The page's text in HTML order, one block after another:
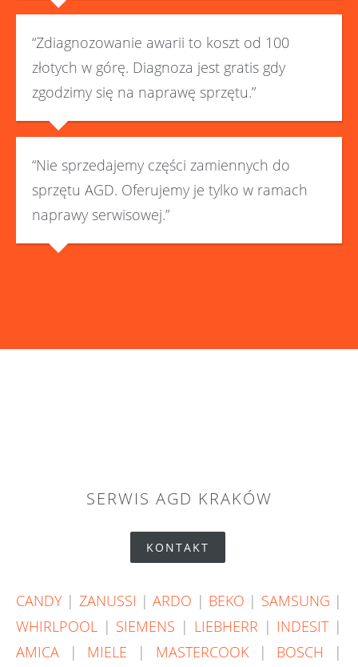
“Zdiagnozowanie awarii to koszt od 100
złotych w górę. Diagnoza jest gratis gdy
zgodzimy się na naprawę sprzętu.”
“Nie sprzedajemy części zamiennych do
sprzętu AGD. Oferujemy je tylko w ramach
naprawy serwisowej.”
SERWIS AGD KRAKÓW
KONTAKT
CANDY | ZANUSSI |ARDO | BEKO | SAMSUNG |
WHIRLPOOL | SIEMENS | LIEBHERR | INDESIT|
AMICA | MIELE | MASTERCOOK| BOSCH |